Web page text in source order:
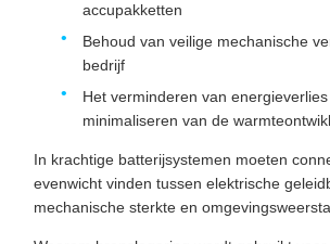
accupakketten
Behoud van veilige mechanische
bedrijf
Het verminderen van
minimaliseren van de
In krachtige batterijsystemen moeten
evenwicht vinden tussen elektrische
mechanische sterkte en